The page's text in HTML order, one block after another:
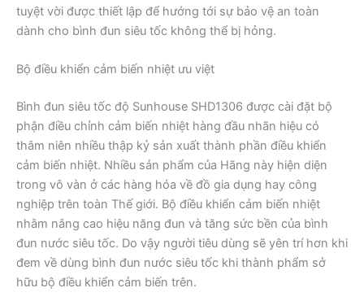
tuyệt vời được thiết lập để hướng tới sự bảo vệ an toàn
dành cho bình đun siêu tốc không thể bị hỏng.
Bộ điều khiển cảm biến nhiệt ưu việt
Bình đun siêu tốc độ Sunhouse SHD1306 được cài đặt bộ
phận điều chỉnh cảm biến nhiệt hàng đầu nhãn hiệu có
thâm niên nhiều thập kỷ sản xuất thành phần điều khiển
cảm biến nhiệt. Nhiều sản phẩm của Hãng này hiện diện
trong vô vàn ở các hàng hóa về đồ gia dụng hay công
nghiệp trên toàn Thế giới. Bộ điều khiển cảm biến nhiệt
nhằm nâng cao hiệu năng đun và tăng sức bền của bình
đun nước siêu tốc. Do vậy người tiêu dùng sẽ yên trí hơn khi
đem về dùng bình đun nước siêu tốc khi thành phẩm sở
hữu bộ điều khiển cảm biến trên.